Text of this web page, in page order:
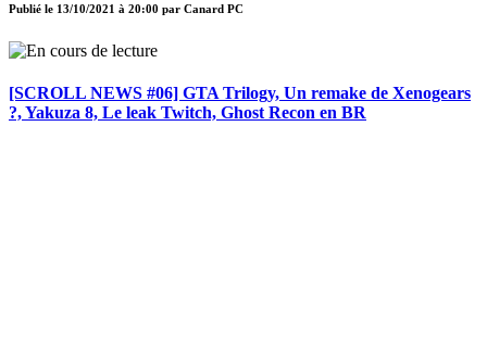
Publié le 13/10/2021 à 20:00 par Canard PC
[SCROLL NEWS #06] GTA Trilogy, Un remake de Xenogears
?, Yakuza 8, Le leak Twitch, Ghost Recon en BR